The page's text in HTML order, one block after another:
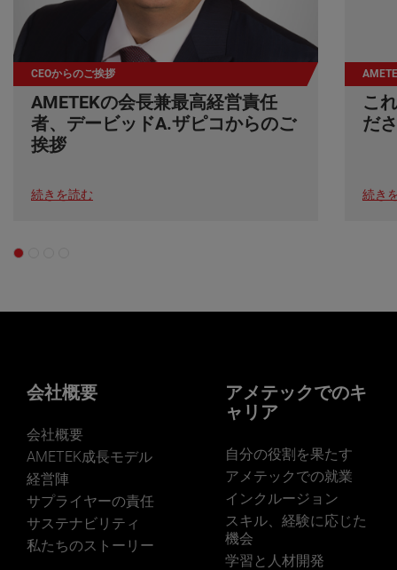
CEOからのご挨拶
AMETEKの会長兼最高経営責任
者、デービッドA.ザピコからのご
挨拶
続きを読む
こ
だ
続き
会社概要
会社概要
AMETEK成長モデル
経営陣
サプライヤーの責任
サステナビリティ
私たちのストーリー
アメテックでのキ
ャリア
自分の役割を果たす
アメテックでの就業
インクルージョン
スキル、経験に応じた
機会
学習と人材開発